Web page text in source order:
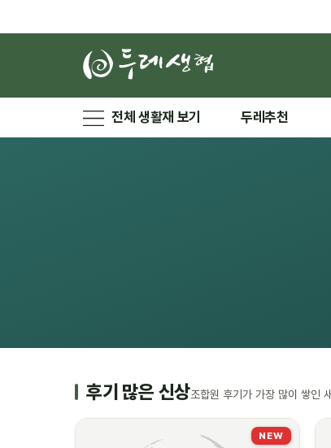
전체 생활재 보기 두레추천
후기 많은 신상조합원 후기가 가장 많이 쌓인
NEW